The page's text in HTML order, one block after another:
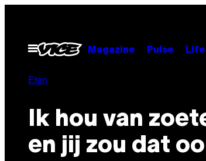
Open
menu
Magazine Pulse Life
Eten
Ik hou van
en jij zou dat